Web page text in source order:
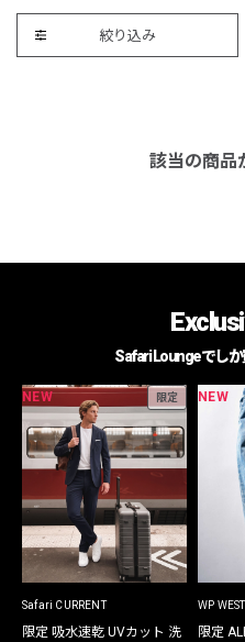
絞り込み
該当の商品
Safari Loungeでし
NEW 限定
Safari CURRENT
限定 吸水速乾 UVカット 洗
NEW
WP
限定